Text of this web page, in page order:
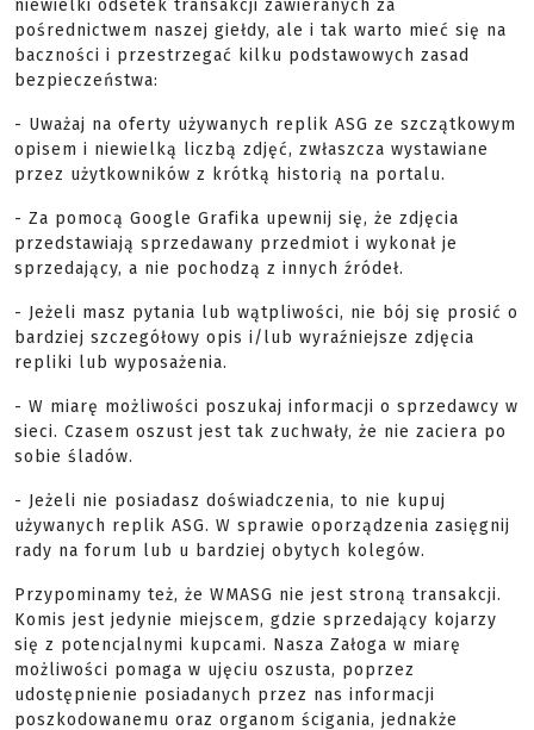
niewielki odsetek transakcji zawieranych za
pośrednictwem naszej giełdy, ale i tak warto mieć się na
baczności i przestrzegać kilku podstawowych zasad
bezpieczeństwa:
- Uważaj na oferty używanych replik ASG ze szczątkowym
opisem i niewielką liczbą zdjęć, zwłaszcza wystawiane
przez użytkowników z krótką historią na portalu.
- Za pomocą Google Grafika upewnij się, że zdjęcia
przedstawiają sprzedawany przedmiot i wykonał je
sprzedający, a nie pochodzą z innych źródeł.
- Jeżeli masz pytania lub wątpliwości, nie bój się prosić o
bardziej szczegółowy opis i/lub wyraźniejsze zdjęcia
repliki lub wyposażenia.
- W miarę możliwości poszukaj informacji o sprzedawcy w
sieci. Czasem oszust jest tak zuchwały, że nie zaciera po
sobie śladów.
- Jeżeli nie posiadasz doświadczenia, to nie kupuj
używanych replik ASG. W sprawie oporządzenia zasięgnij
rady na forum lub u bardziej obytych kolegów.
Przypominamy też, że WMASG nie jest stroną transakcji.
Komis jest jedynie miejscem, gdzie sprzedający kojarzy
się z potencjalnymi kupcami. Nasza Załoga w miarę
możliwości pomaga w ujęciu oszusta, poprzez
udostępnienie posiadanych przez nas informacji
poszkodowanemu oraz organom ścigania, jednakże